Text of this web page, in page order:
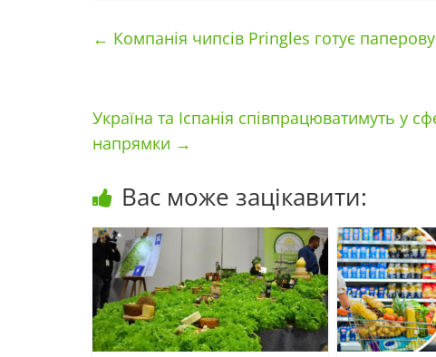
← Компанія чипсів Pringles готує
Україна та Іспанія співпрацюватимуть у
напрямки →
Вас може зацікавити: